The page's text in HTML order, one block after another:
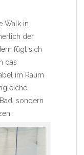
Walk in
der
fügt sich
das
im Raum
sondern